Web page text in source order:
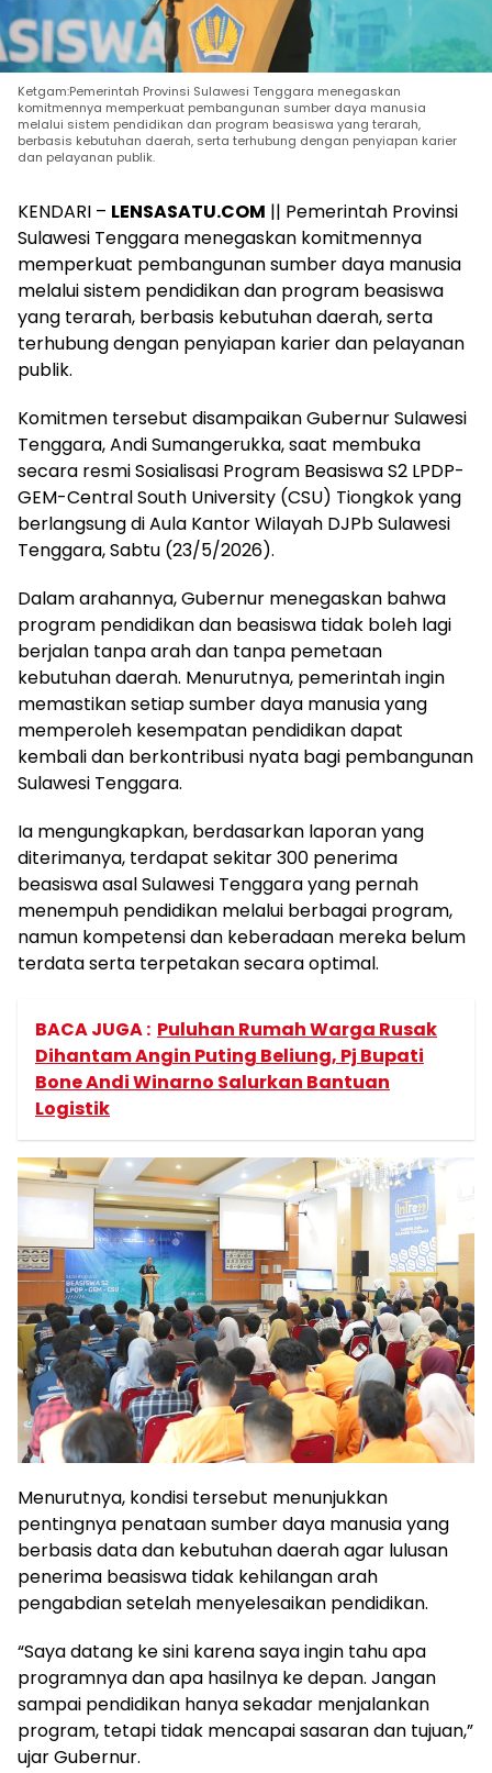
Ketgam:Pemerintah Provinsi Sulawesi Tenggara menegaskan
komitmennya memperkuat pembangunan sumber daya manusia
melalui sistem pendidikan dan program beasiswa yang terarah,
berbasis kebutuhan daerah, serta terhubung dengan penyiapan karier
dan pelayanan publik.
KENDARI – LENSASATU.COM || Pemerintah Provinsi
Sulawesi Tenggara menegaskan komitmennya
memperkuat pembangunan sumber daya manusia
melalui sistem pendidikan dan program beasiswa
yang terarah, berbasis kebutuhan daerah, serta
terhubung dengan penyiapan karier dan pelayanan
publik.
Komitmen tersebut disampaikan Gubernur Sulawesi
Tenggara, Andi Sumangerukka, saat membuka
secara resmi Sosialisasi Program Beasiswa S2 LPDP-
GEM-Central South University (CSU) Tiongkok yang
berlangsung di Aula Kantor Wilayah DJPb Sulawesi
Tenggara, Sabtu (23/5/2026).
Dalam arahannya, Gubernur menegaskan bahwa
program pendidikan dan beasiswa tidak boleh lagi
berjalan tanpa arah dan tanpa pemetaan
kebutuhan daerah. Menurutnya, pemerintah ingin
memastikan setiap sumber daya manusia yang
memperoleh kesempatan pendidikan dapat
kembali dan berkontribusi nyata bagi pembangunan
Sulawesi Tenggara.
Ia mengungkapkan, berdasarkan laporan yang
diterimanya, terdapat sekitar 300 penerima
beasiswa asal Sulawesi Tenggara yang pernah
menempuh pendidikan melalui berbagai program,
namun kompetensi dan keberadaan mereka belum
terdata serta terpetakan secara optimal.
BACA JUGA : Puluhan Rumah Warga Rusak
Dihantam Angin Puting Beliung, Pj Bupati
Bone Andi Winarno Salurkan Bantuan
Logistik
Menurutnya, kondisi tersebut menunjukkan
pentingnya penataan sumber daya manusia yang
berbasis data dan kebutuhan daerah agar lulusan
penerima beasiswa tidak kehilangan arah
pengabdian setelah menyelesaikan pendidikan.
“Saya datang ke sini karena saya ingin tahu apa
programnya dan apa hasilnya ke depan. Jangan
sampai pendidikan hanya sekadar menjalankan
program, tetapi tidak mencapai sasaran dan tujuan,”
ujar Gubernur.